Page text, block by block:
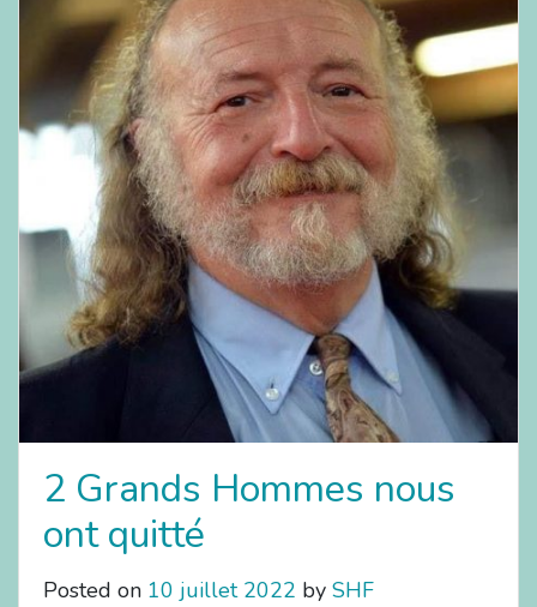
2 Grands Hommes nous
ont quitté
Posted on 10 juillet 2022 by SHF